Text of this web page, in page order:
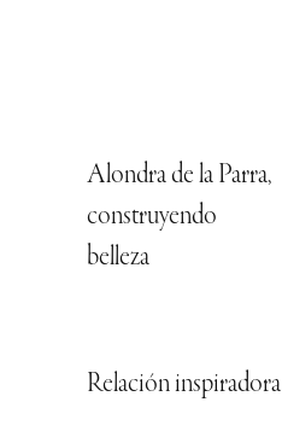
Alondra de la Parra,
construyendo
belleza
Relación inspiradora